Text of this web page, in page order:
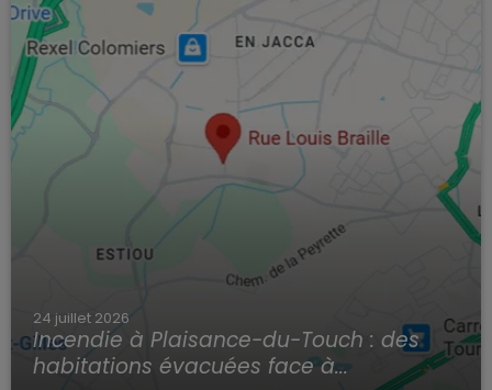
24 juillet 2026
Incendie à Plaisance-du-Touch : des
habitations évacuées face à...